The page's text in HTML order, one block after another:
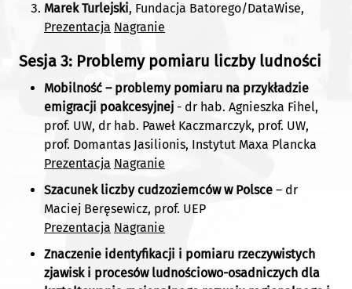
Marek Turlejski, Fundacja Batorego/DataWise,
Prezentacja Nagranie
Sesja 3: Problemy pomiaru liczby ludności
Mobilność – problemy pomiaru na przykładzie
emigracji poakcesyjnej - dr hab. Agnieszka Fihel,
prof. UW, dr hab. Paweł Kaczmarczyk, prof. UW,
prof. Domantas Jasilionis, Instytut Maxa Plancka
Prezentacja Nagranie
Szacunek liczby cudzoziemców w Polsce – dr
Maciej Beręsewicz, prof. UEP
Prezentacja Nagranie
Znaczenie identyfikacji i pomiaru rzeczywistych
zjawisk i procesów ludnościowo-osadniczych dla